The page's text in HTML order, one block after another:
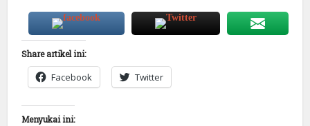
Share artikel ini:
Facebook Twitter
Menyukai ini: